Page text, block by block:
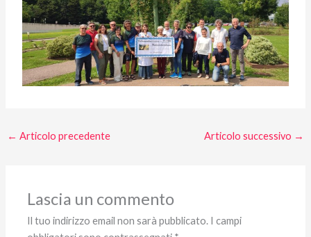
← Articolo precedente Articolo successivo →
Lascia un commento
Il tuo indirizzo email non sarà pubblicato. I campi